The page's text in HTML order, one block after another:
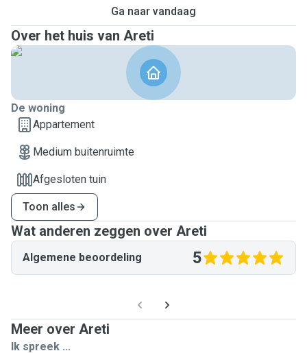
Ga naar vandaag
Over het huis van Areti
De woning
Appartement
Medium buitenruimte
Afgesloten tuin
Toon alles
Wat anderen zeggen over Areti
Algemene beoordeling 5
Meer over Areti
Ik spreek ...